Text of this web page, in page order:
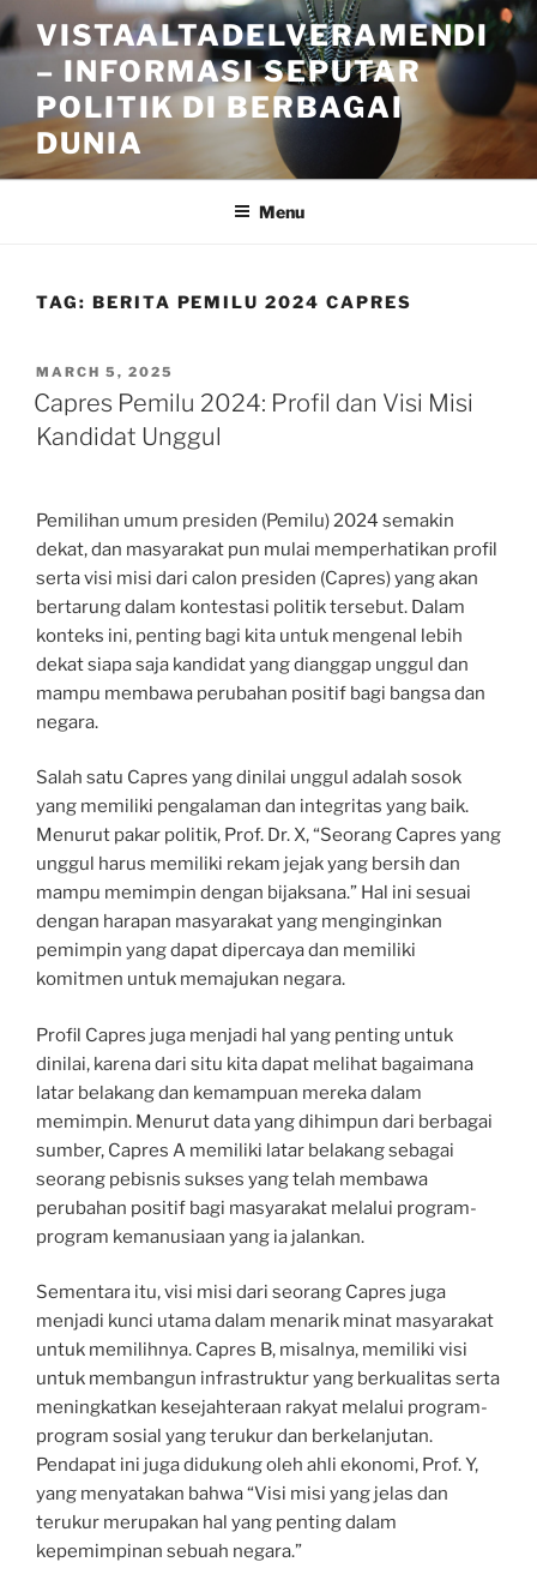
Skip
to
content
VISTAALTADELVERAMENDI
– INFORMASI SEPUTAR
POLITIK DI BERBAGAI
DUNIA
Menu
TAG: BERITA PEMILU 2024 CAPRES
POSTED
ON
MARCH 5, 2025
Capres Pemilu 2024: Profil dan Visi Misi
Kandidat Unggul
Pemilihan umum presiden (Pemilu) 2024 semakin
dekat, dan masyarakat pun mulai memperhatikan profil
serta visi misi dari calon presiden (Capres) yang akan
bertarung dalam kontestasi politik tersebut. Dalam
konteks ini, penting bagi kita untuk mengenal lebih
dekat siapa saja kandidat yang dianggap unggul dan
mampu membawa perubahan positif bagi bangsa dan
negara.
Salah satu Capres yang dinilai unggul adalah sosok
yang memiliki pengalaman dan integritas yang baik.
Menurut pakar politik, Prof. Dr. X, “Seorang Capres yang
unggul harus memiliki rekam jejak yang bersih dan
mampu memimpin dengan bijaksana.” Hal ini sesuai
dengan harapan masyarakat yang menginginkan
pemimpin yang dapat dipercaya dan memiliki
komitmen untuk memajukan negara.
Profil Capres juga menjadi hal yang penting untuk
dinilai, karena dari situ kita dapat melihat bagaimana
latar belakang dan kemampuan mereka dalam
memimpin. Menurut data yang dihimpun dari berbagai
sumber, Capres A memiliki latar belakang sebagai
seorang pebisnis sukses yang telah membawa
perubahan positif bagi masyarakat melalui program-
program kemanusiaan yang ia jalankan.
Sementara itu, visi misi dari seorang Capres juga
menjadi kunci utama dalam menarik minat masyarakat
untuk memilihnya. Capres B, misalnya, memiliki visi
untuk membangun infrastruktur yang berkualitas serta
meningkatkan kesejahteraan rakyat melalui program-
program sosial yang terukur dan berkelanjutan.
Pendapat ini juga didukung oleh ahli ekonomi, Prof. Y,
yang menyatakan bahwa “Visi misi yang jelas dan
terukur merupakan hal yang penting dalam
kepemimpinan sebuah negara.”